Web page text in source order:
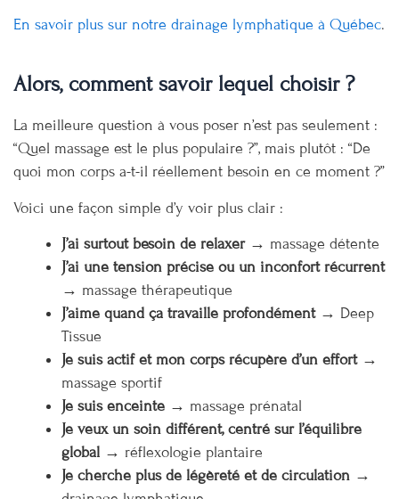
En savoir plus sur notre drainage lymphatique à Québec.
Alors, comment savoir lequel choisir ?
La meilleure question à vous poser n’est pas seulement :
“Quel massage est le plus populaire ?”, mais plutôt : “De
quoi mon corps a-t-il réellement besoin en ce moment ?”
Voici une façon simple d’y voir plus clair :
J’ai surtout besoin de relaxer→ massage détente
J’ai une tension précise ou un inconfort récurrent
→ massage thérapeutique
J’aime quand ça travaille profondément→ Deep
Tissue
Je suis actif et mon corps récupère d’un effort→
massage sportif
Je suis enceinte→ massage prénatal
Je veux un soin différent, centré sur l’équilibre
global→ réflexologie plantaire
Je cherche plus de légèreté et de circulation→